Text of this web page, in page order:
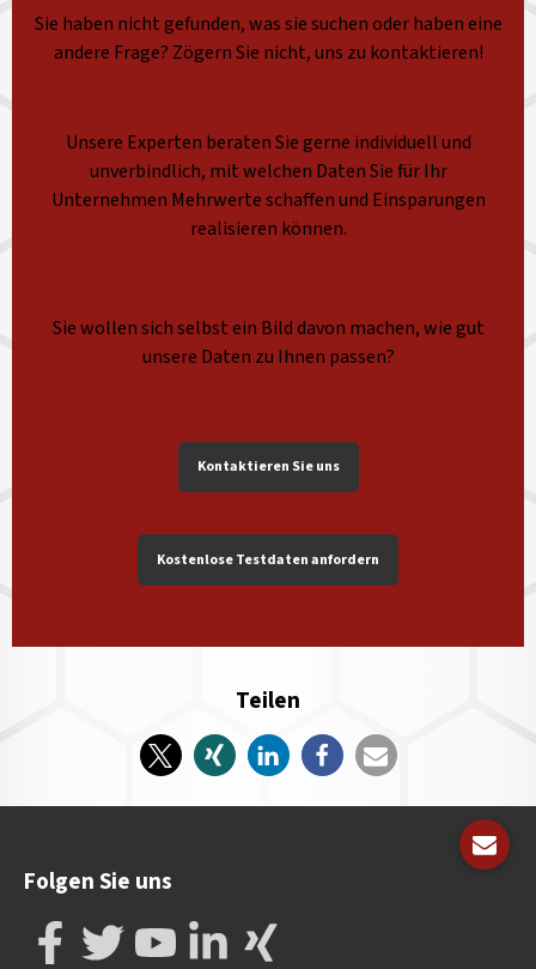
Sie haben nicht gefunden, was sie suchen oder haben eine
andere Frage? Zögern Sie nicht, uns zu kontaktieren!
Unsere Experten beraten Sie gerne individuell und
unverbindlich, mit welchen Daten Sie für Ihr
Unternehmen Mehrwerte schaffen und Einsparungen
realisieren können.
Sie wollen sich selbst ein Bild davon machen, wie gut
unsere Daten zu Ihnen passen?
Kontaktieren Sie uns
Kostenlose Testdaten anfordern
Teilen
Folgen Sie uns